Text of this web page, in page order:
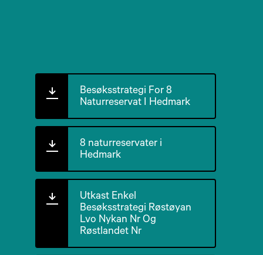
Besøksstrategi For 8
Naturreservat I Hedmark
8 naturreservater i
Hedmark
Utkast Enkel
Besøksstrategi Røstøyan
Lvo Nykan Nr Og
Røstlandet Nr